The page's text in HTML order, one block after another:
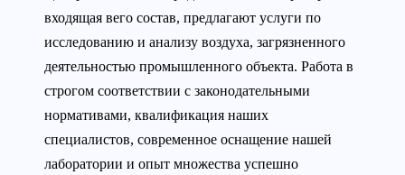
входящая вего состав, предлагают услуги по
исследованию и анализу воздуха, загрязненного
деятельностью промышленного объекта. Работа в
строгом соответствии с законодательными
нормативами, квалификация наших
специалистов, современное оснащение нашей
лаборатории и опыт множества успешно